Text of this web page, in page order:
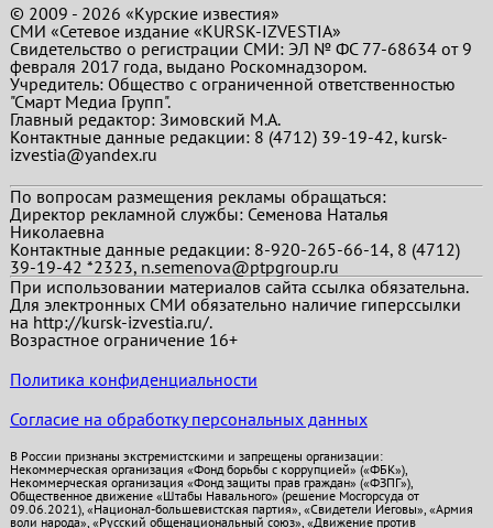
© 2009 - 2026 «Курские известия»
СМИ «Сетевое издание «KURSK-IZVESTIA»
Свидетельство о регистрации СМИ: ЭЛ № ФС 77-68634 от 9
февраля 2017 года, выдано Роскомнадзором.
Учредитель: Общество с ограниченной ответственностью
"Смарт Медиа Групп".
Главный редактор:Зимовский М.А.
Контактные данные редакции: 8 (4712) 39-19-42, kursk-
izvestia@yandex.ru
По вопросам размещения рекламы обращаться:
Директор рекламной службы: Семенова Наталья
Николаевна
Контактные данные редакции: 8-920-265-66-14, 8 (4712)
39-19-42 *2323, n.semenova@ptpgroup.ru
При использовании материалов сайта ссылка обязательна.
Для электронных СМИ обязательно наличие гиперссылки
на http://kursk-izvestia.ru/.
Возрастное ограничение 16+
Политика конфиденциальности
Согласие на обработку персональных данных
В России признаны экстремистскими и запрещены организации:
Некоммерческая организация «Фонд борьбы с коррупцией» («ФБК»),
Некоммерческая организация «Фонд защиты прав граждан» («ФЗПГ»),
Общественное движение «Штабы Навального» (решение Мосгорсуда от
09.06.2021), «Национал-большевистская партия», «Свидетели Иеговы», «Армия
воли народа», «Русский общенациональный союз», «Движение против